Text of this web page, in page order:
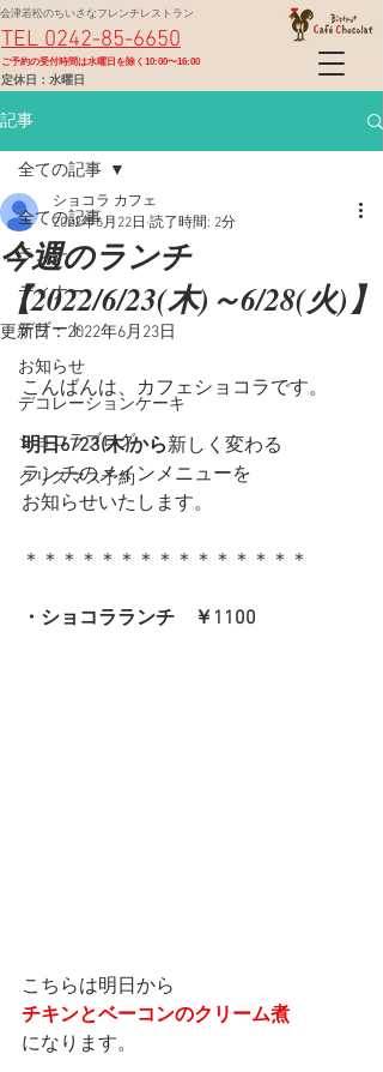
定休日：水曜日
TEL 0242-85-6650
会津若松のちいさなフレンチレストラン
​ご予約の受付時間は水曜日を除く10:00〜16:00
記事
全ての記事
ランチ
ディナー
デザート
お知らせ
デコレーションケーキ
ショコラブログ
クリスマス予約
全ての記事
今週のランチ
【2022/6/23(木)～6/28(火)】
ショコラ カフェ
2022年6月22日 読了時間: 2分
更新日：2022年6月23日
こんばんは、カフェショコラです。
明日6/23(木)から新しく変わる
ランチのメインメニューを
お知らせいたします。
＊＊＊＊＊＊＊＊＊＊＊＊＊＊＊
・ショコラランチ　￥1100
こちらは明日から
チキンとベーコンのクリーム煮
になります。